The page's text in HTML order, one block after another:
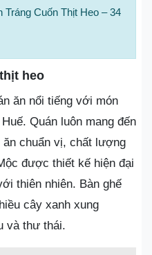
Tráng Cuốn Thịt Heo – 34
heo
ăn nổi tiếng với món
Quán luôn mang đến
chuẩn vị, chất lượng
được thiết kế hiện đại
thiên nhiên. Bàn ghế
cây xanh xung
và thư thái.